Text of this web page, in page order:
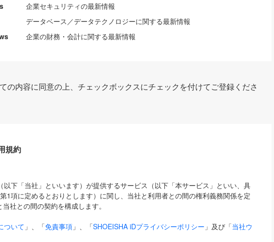
企業セキュリティの最新情報
データベース／データテクノロジーに関する最新情報
企業の財務・会計に関する最新情報
の内容に同意の上、チェックボックスにチェックを付けてご登録くださ
規約
以下「当社」といいます）が提供するサービス（以下「本サービス」といい、具
1項に定めるとおりとします）に関し、当社と利用者との間の権利義務関係を定
社との間の契約を構成します。
ついて 」、「免責事項 」、「SHOEISHA iDプライバシーポリシー 」及び「当社ウ